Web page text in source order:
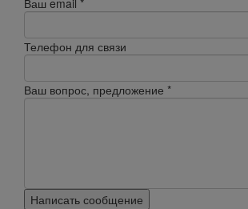
Ваш email *
Телефон для связи
Ваш вопрос, предложение *
Написать сообщение